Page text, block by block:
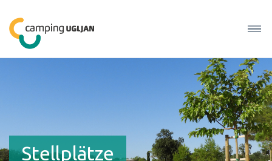
Stellplätze